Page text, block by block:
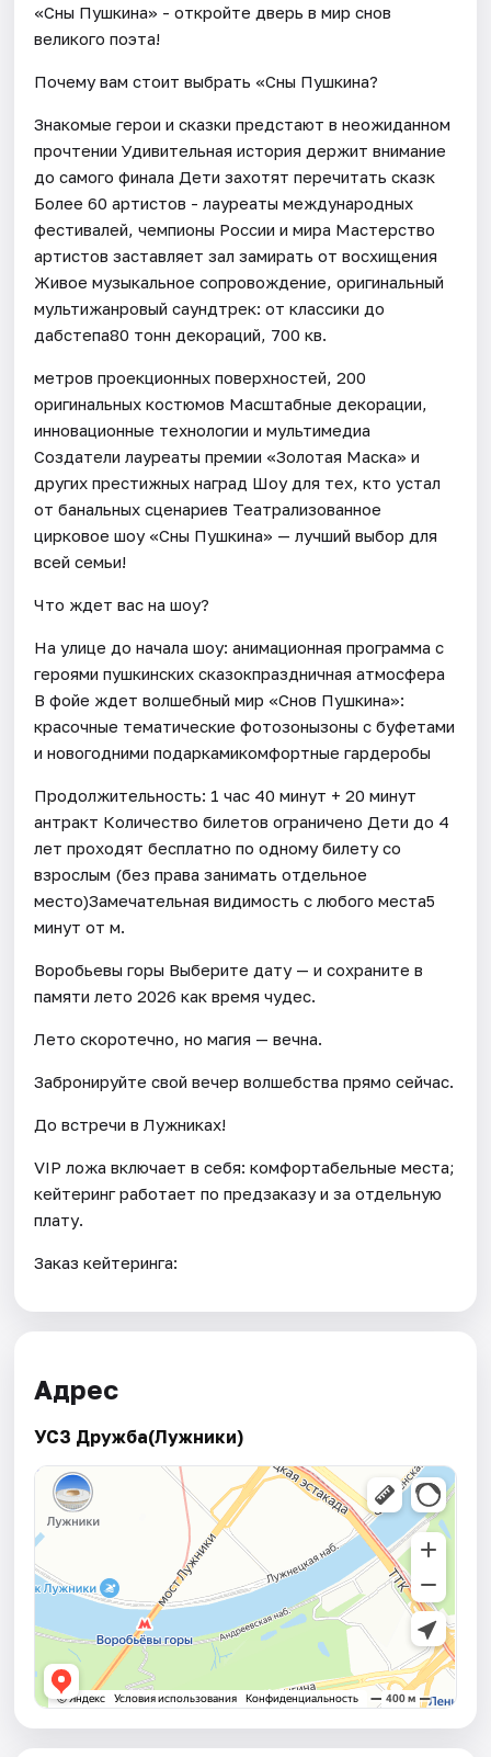
«Сны Пушкина» - откройте дверь в мир снов
великого поэта!
Почему вам стоит выбрать «Сны Пушкина?
Знакомые герои и сказки предстают в неожиданном
прочтении Удивительная история держит внимание
до самого финала Дети захотят перечитать сказк
Более 60 артистов - лауреаты международных
фестивалей, чемпионы России и мира Мастерство
артистов заставляет зал замирать от восхищения
Живое музыкальное сопровождение, оригинальный
мультижанровый саундтрек: от классики до
дабстепа80 тонн декораций, 700 кв.
метров проекционных поверхностей, 200
оригинальных костюмов Масштабные декорации,
инновационные технологии и мультимедиа
Создатели лауреаты премии «Золотая Маска» и
других престижных наград Шоу для тех, кто устал
от банальных сценариев Театрализованное
цирковое шоу «Сны Пушкина» — лучший выбор для
всей семьи!
Что ждет вас на шоу?
На улице до начала шоу: анимационная программа с
героями пушкинских сказокпраздничная атмосфера
В фойе ждет волшебный мир «Снов Пушкина»:
красочные тематические фотозонызоны с буфетами
и новогодними подаркамикомфортные гардеробы
Продолжительность: 1 час 40 минут + 20 минут
антракт Количество билетов ограничено Дети до 4
лет проходят бесплатно по одному билету со
взрослым (без права занимать отдельное
место)Замечательная видимость с любого места5
минут от м.
Воробьевы горы Выберите дату — и сохраните в
памяти лето 2026 как время чудес.
Лето скоротечно, но магия — вечна.
Забронируйте свой вечер волшебства прямо сейчас.
До встречи в Лужниках!
VIP ложа включает в себя: комфортабельные места;
кейтеринг работает по предзаказу и за отдельную
плату.
Заказ кейтеринга:
Адрес
УСЗ Дружба(Лужники)